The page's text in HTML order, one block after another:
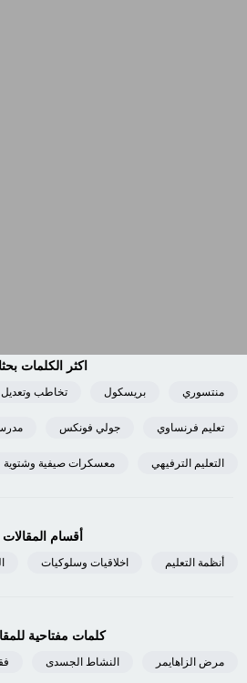
اكثر الكلمات بحثا
منتسوري بريسكول تخاطب
تعليم فرنساوي جولي فونكس
التعليم الترفيهي معسكرات صيفية وشتوية
أقسام المقالات
أنظمة التعليم اخلاقيات وسلوكيات
كلمات مفتاحية
مرض الزاهايمر النشاط الجسدى